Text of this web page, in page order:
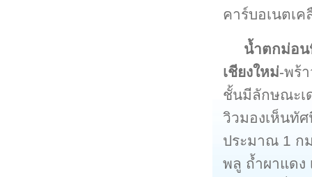
คาร์บอเนตเ
น้ำตกม่อ
เชียงใหม่-พร้
ชั้นมีลักษณะเ
วิวมองเห็นทั
ประมาณ 1 ก
พลู ถ้ำผาแดง